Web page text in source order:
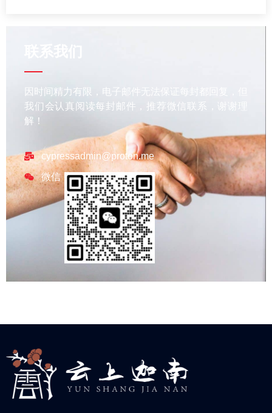
因时间精力有限，电子邮件无法保证每封都回复，但
我们会认真阅读每封邮件，推荐微信联系，谢谢理
解！
cypressadmin@proton.me
微信